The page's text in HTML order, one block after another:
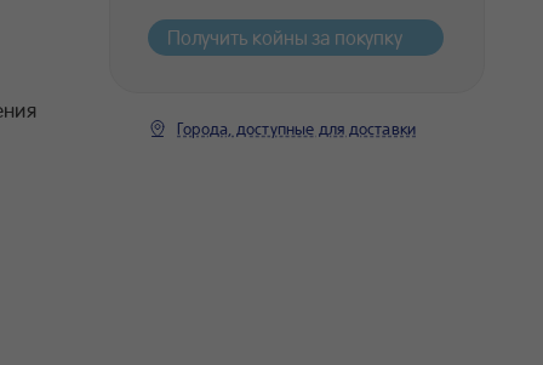
Получить койны за покупку
Города, доступные для доставки